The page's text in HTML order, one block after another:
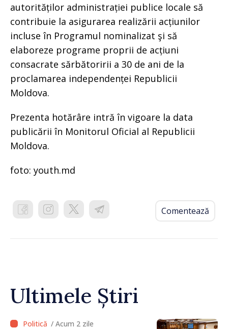
autorităților administrației publice locale să
contribuie la asigurarea realizării acțiunilor
incluse în Programul nominalizat şi să
elaboreze programe proprii de acțiuni
consacrate sărbătoririi a 30 de ani de la
proclamarea independenței Republicii
Moldova.
Prezenta hotărâre intră în vigoare la data
publicării în Monitorul Oficial al Republicii
Moldova.
foto: youth.md
Comentează
Ultimele Știri
/ Acum 2 zile